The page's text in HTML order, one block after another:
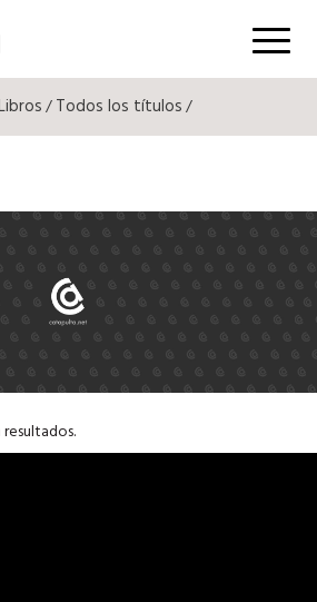
Menú
/Todos los títulos/